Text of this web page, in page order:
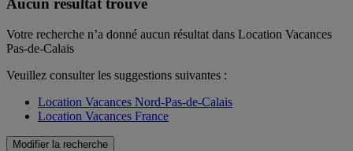
Aucun résultat trouvé
Votre recherche n’a donné aucun résultat dans Location Vacances
Pas-de-Calais
Veuillez consulter les suggestions suivantes :
Location Vacances Nord-Pas-de-Calais
Location Vacances France
Modifier la recherche